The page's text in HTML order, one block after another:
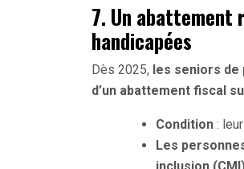
7. Un abattement
handicapées
Dès 2025, les seniors de
d’un abattement fiscal
Condition :
Les